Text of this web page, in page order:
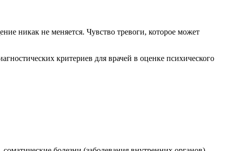
никак не меняется. Чувство тревоги, которое может
критериев для врачей в оценке психического